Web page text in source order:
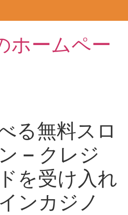
ホームペー
る無料スロ
– クレジ
を受け入れ
ンカジノ